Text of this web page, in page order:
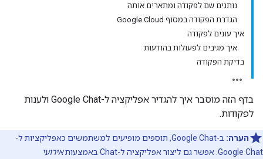
נותנים שם לפקודה ומתארים אותה
הגדרת הפקודה במסוף Google Cloud
איך עונים לפקודה
איך מגיבים לפעולות בהודעות
בדיקת הפקודה
בדף הזה מוסבר איך להגדיר אפליקציה ל-Google Chat ולענות
לפקודות.
הערה:
ב-Google Chat, תוספים מופיעים למשתמשים כאפליקציות ל-
Google Chat. אפשר גם ליצור אפליקציה ל-Chat באמצעות
אירועי